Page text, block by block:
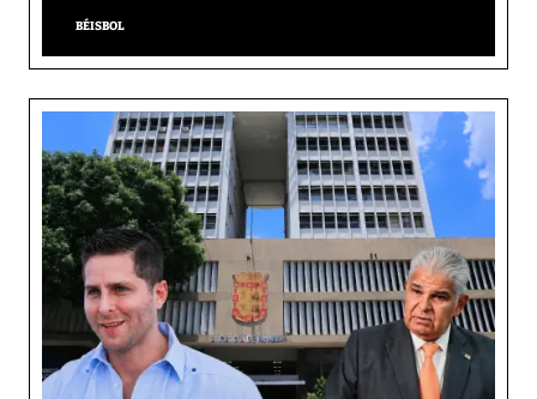
BÉISBOL